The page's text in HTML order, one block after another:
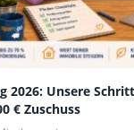
2026: Unsere
€ Zuschuss